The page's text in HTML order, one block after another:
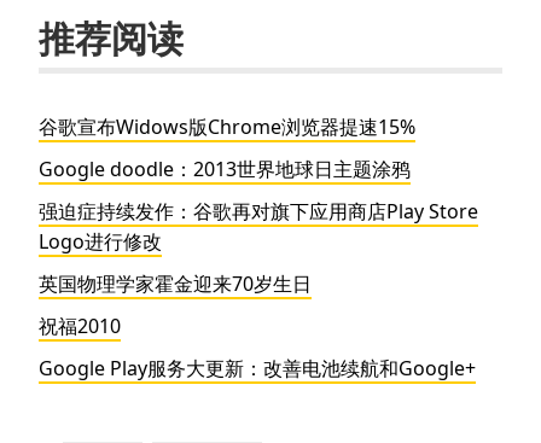
推荐阅读
谷歌宣布Widows版Chrome浏览器提速15%
Google doodle：2013世界地球日主题涂鸦
强迫症持续发作：谷歌再对旗下应用商店Play Store
Logo进行修改
英国物理学家霍金迎来70岁生日
祝福2010
Google Play服务大更新：改善电池续航和Google+